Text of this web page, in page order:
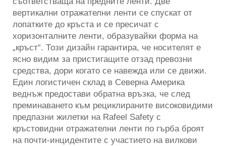
вертикални отражателни ленти се спускат от
лопатките до кръста и се пресичат с
хоризонталните ленти, образувайки форма на
„кръст“. Този дизайн гарантира, че носителят е
ясно видим за пристигащите отзад превозни
средства, дори когато се навежда или се движи.
Един логистичен склад в Северна Америка
веднъж предостави обратна връзка, че след
преминаването към рециклираните високовидими
предпазни жилетки на Rafeel Safety с
кръстовидни отражателни ленти по гърба броят
на почти-инцидентите с участието на вилкови